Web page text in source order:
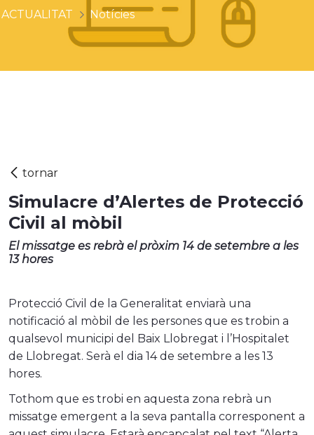
ACTUALITAT Notícies
Simulacre d’Alertes de Protecció
Civil al mòbil
El missatge es rebrà el pròxim 14 de setembre a les
13 hores
Protecció Civil de la Generalitat enviarà una
notificació al mòbil de les persones que es trobin a
qualsevol municipi del Baix Llobregat i l’Hospitalet
de Llobregat. Serà el dia 14 de setembre a les 13
hores.
Tothom que es trobi en aquesta zona rebrà un
missatge emergent a la seva pantalla corresponent a